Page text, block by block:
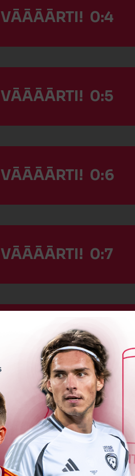
VĀĀĀĀRTI! 0:4
VĀĀĀĀRTI! 0:5
VĀĀĀĀRTI! 0:6
VĀĀĀĀRTI! 0:7
VĀĀĀĀRTI! 0:8
VĀĀĀĀRTI! 0:9